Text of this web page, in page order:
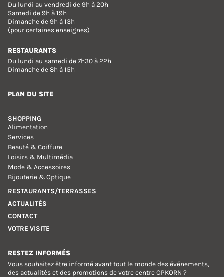
Du lundi au vendredi de 9h à 20h
Samedi de 9h à 19h
Dimanche de 9h à 13h
(pour certaines enseignes)
RESTAURANTS
Du lundi au samedi de 7h30 à 22h
Dimanche de 8h à 15h
PLAN DU SITE
SHOPPING
Alimentation
Services
Beauté & Coiffure
Loisirs & Multimédia
Mode & Accessoires
Bijouterie & Optique
RESTAURANTS/TERRASSES
ACTUALITÉS
CONTACT
VOTRE VISITE
RESTEZ INFORMÉS
Vous souhaitez être informé avant tout le monde des événements,
des actualités et des promotions de votre centre OPKORN ?